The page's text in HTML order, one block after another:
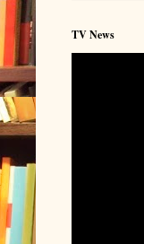
TV News